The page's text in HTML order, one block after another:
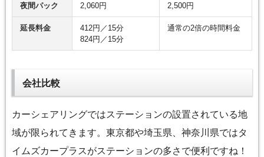
夜間パック 2,060円 2,500円
延長料金
412円／15分
824円／15分
通常の2倍の時間料金
会社比較
カーシェアリングではステーションの設置されている地
域が限られてきます。東京都や埼玉県、神奈川県ではタ
イムズカープラスがステーションの多さで便利ですね！